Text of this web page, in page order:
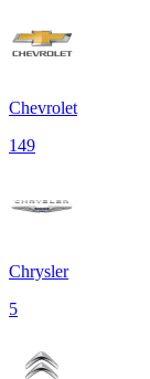
Chevrolet
149
Chrysler
5